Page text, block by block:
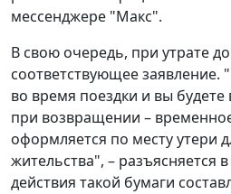
мессенджере "Макс".
В свою очередь, при утрате
соответствующее заявление.
во время поездки и вы будете
при возвращении –
оформляется по месту утери
жительства", – разъясняется
действия такой бумаги